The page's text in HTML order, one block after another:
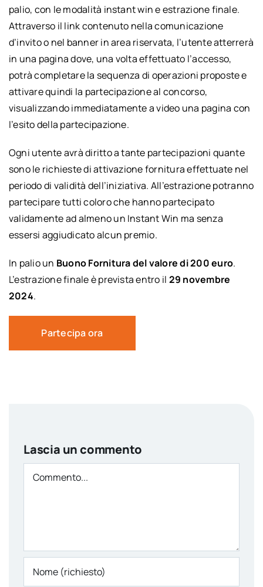
palio, con le modalità instant win e estrazione finale.
Attraverso il link contenuto nella comunicazione
d’invito o nel banner in area riservata, l’utente atterrerà
in una pagina dove, una volta effettuato l’accesso,
potrà completare la sequenza di operazioni proposte e
attivare quindi la partecipazione al concorso,
visualizzando immediatamente a video una pagina con
l’esito della partecipazione.
Ogni utente avrà diritto a tante partecipazioni quante
sono le richieste di attivazione fornitura effettuate nel
periodo di validità dell’iniziativa. All’estrazione potranno
partecipare tutti coloro che hanno partecipato
validamente ad almeno un Instant Win ma senza
essersi aggiudicato alcun premio.
In palio un Buono Fornitura del valore di 200 euro.
L’estrazione finale è prevista entro il 29 novembre
2024.
Partecipa ora
Lascia un commento
Comment